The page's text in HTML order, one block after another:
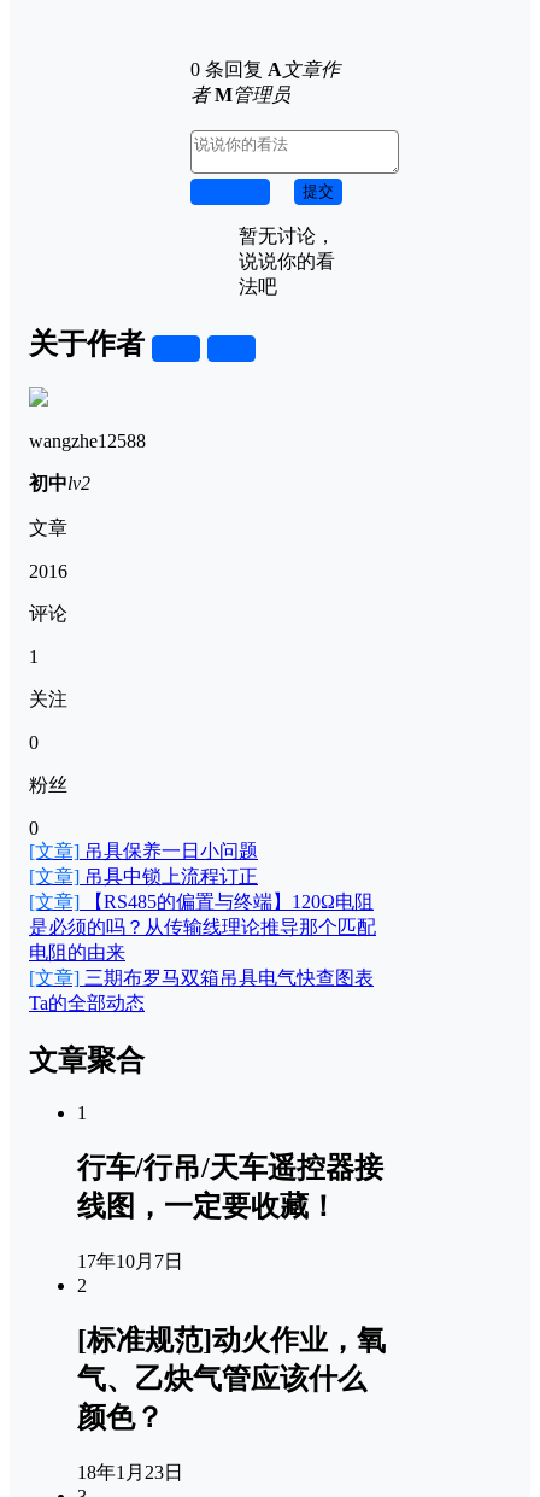
0 条回复 A文章作
者 M管理员
提交
暂无讨论，
说说你的看
法吧
关于作者
wangzhe12588
初中lv2
文章
2016
评论
1
关注
0
粉丝
0
[文章] 吊具保养一日小问题
[文章] 吊具中锁上流程订正
[文章] 【RS485的偏置与终端】120Ω电阻
是必须的吗？从传输线理论推导那个匹配
电阻的由来
[文章] 三期布罗马双箱吊具电气快查图表
Ta的全部动态
文章聚合
1
行车/行吊/天车遥控器接
线图，一定要收藏！
17年10月7日
2
[标准规范]动火作业，氧
气、乙炔气管应该什么
颜色？
18年1月23日